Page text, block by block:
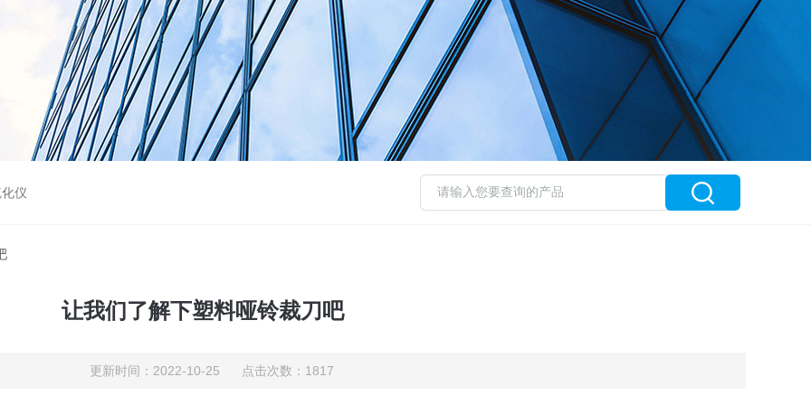
仪
让我们了解下塑料哑铃裁刀吧
更新时间：2022-10-25 点击次数：1817